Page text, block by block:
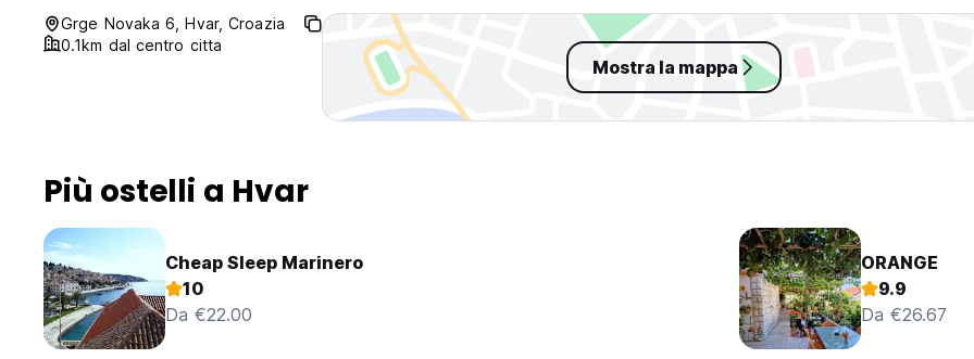
Grge Novaka 6, Hvar, Croazia
0.1km dal centro citta
Mostra la mappa
Più ostelli a Hvar
Cheap Sleep Marinero
10
Da €22.00
ORANGE
9.9
Da €26.67